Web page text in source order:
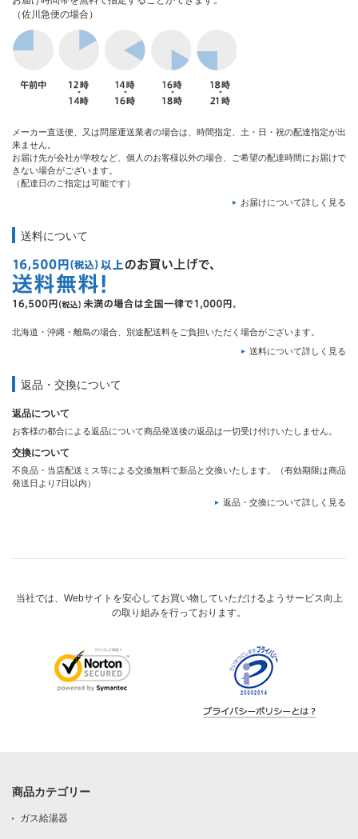
（佐川急便の場合）
メーカー直送便、又は問屋運送業者の場合は、時間指定、土・日・祝の配達指定が出
来ません。
お届け先が会社が学校など、個人のお客様以外の場合、ご希望の配達時間にお届けで
きない場合がございます。
（配達日のご指定は可能です）
お届けについて詳しく見る
送料について
北海道・沖縄・離島の場合、別途配送料をご負担いただく場合がございます。
送料について詳しく見る
返品・交換について
返品について
お客様の都合による返品について商品発送後の返品は一切受け付けいたしません。
交換について
不良品・当店配送ミス等による交換無料で新品と交換いたします。（有効期限は商品
発送日より7日以内）
返品・交換について詳しく見る
当社では、Webサイトを安心してお買い物していただけるようサービス向上
の取り組みを行っております。
商品カテゴリー
ガス給湯器